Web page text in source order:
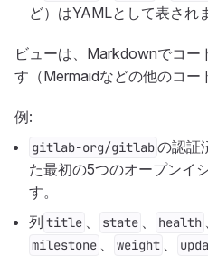
ど）はYAMLとして表され
ビューは、Markdownでコー
す（Mermaidなどの他のコー
例:
gitlab-org/gitlabの認証
た最初の5つのオープンイ
す。
列 title 、 state 、 health
milestone 、 weight 、